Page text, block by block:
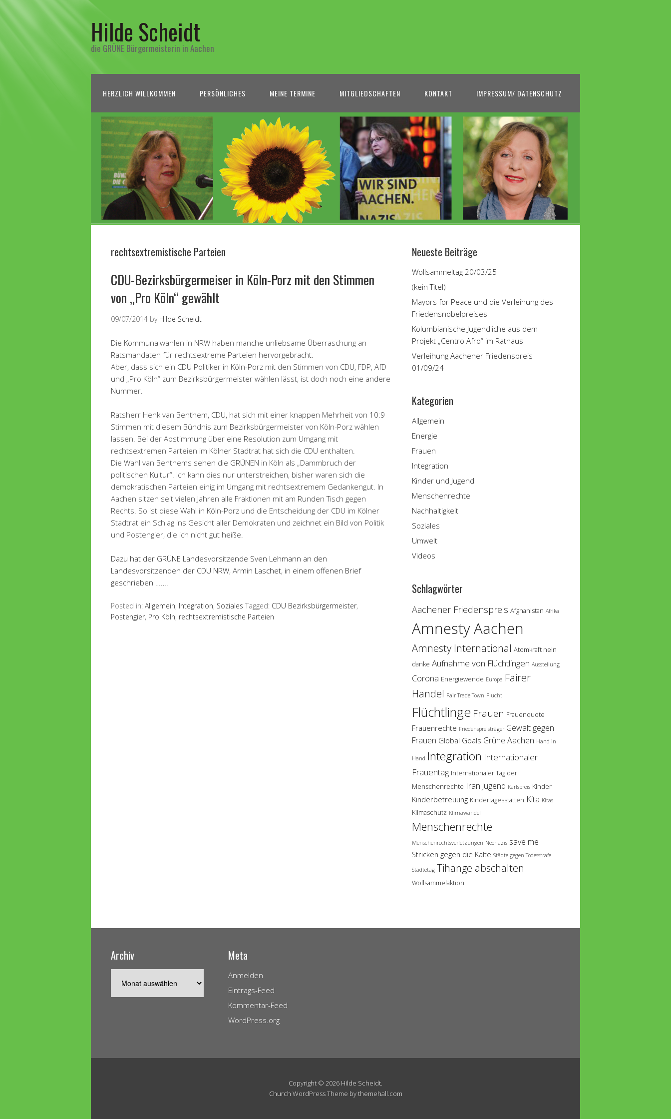
Hilde Scheidt
die GRÜNE Bürgermeisterin in Aachen
HERZLICH WILLKOMMEN PERSÖNLICHES MEINE TERMINE MITGLIEDSCHAFTEN KONTAKT IMPRESSUM/ DATENSCHUTZ
rechtsextremistische Parteien
CDU-Bezirksbürgermeiser in Köln-Porz mit den Stimmen
von „Pro Köln“ gewählt
09/07/2014 by Hilde Scheidt
Die Kommunalwahlen in NRW haben manche unliebsame Überraschung an
Ratsmandaten für rechtsextreme Parteien hervorgebracht.
Aber, dass sich ein CDU Politiker in Köln-Porz mit den Stimmen von CDU, FDP, AfD
und „Pro Köln“ zum Bezirksbürgermeister wählen lässt, ist doch noch eine andere
Nummer.
Ratsherr Henk van Benthem, CDU, hat sich mit einer knappen Mehrheit von 10:9
Stimmen mit diesem Bündnis zum Bezirksbürgermeister von Köln-Porz wählen
lassen. Bei der Abstimmung über eine Resolution zum Umgang mit
rechtsextremen Parteien im Kölner Stadtrat hat sich die CDU enthalten.
Die Wahl van Benthems sehen die GRÜNEN in Köln als „Dammbruch der
politischen Kultur“. Ich kann dies nur unterstreichen, bisher waren sich die
demokratischen Parteien einig im Umgang mit rechtsextremem Gedankengut. In
Aachen sitzen seit vielen Jahren alle Fraktionen mit am Runden Tisch gegen
Rechts. So ist diese Wahl in Köln-Porz und die Entscheidung der CDU im Kölner
Stadtrat ein Schlag ins Gesicht aller Demokraten und zeichnet ein Bild von Politik
und Postengier, die ich nicht gut heiße.
Dazu hat der GRÜNE Landesvorsitzende Sven Lehmann an den
Landesvorsitzenden der CDU NRW, Armin Laschet, in einem offenen Brief
geschrieben …….
Posted in: Allgemein, Integration, Soziales Tagged: CDU Bezirksbürgermeister,
Postengier, Pro Köln, rechtsextremistische Parteien
Neueste Beiträge
Wollsammeltag 20/03/25
(kein Titel)
Mayors for Peace und die Verleihung des
Friedensnobelpreises
Kolumbianische Jugendliche aus dem
Projekt „Centro Afro“ im Rathaus
Verleihung Aachener Friedenspreis
01/09/24
Kategorien
Allgemein
Energie
Frauen
Integration
Kinder und Jugend
Menschenrechte
Nachhaltigkeit
Soziales
Umwelt
Videos
Schlagwörter
Aachener Friedenspreis Afghanistan Afrika
Amnesty Aachen
Amnesty International Atomkraft nein
danke Aufnahme von Flüchtlingen Ausstellung
Corona Energiewende Europa Fairer
Handel Fair Trade Town Flucht
Flüchtlinge Frauen Frauenquote
Frauenrechte Friedenspreisträger Gewalt gegen
Frauen Global Goals Grüne Aachen Hand in
Hand Integration Internationaler
Frauentag Internationaler Tag der
Menschenrechte Iran Jugend Karlspreis Kinder
Kinderbetreuung Kindertagesstätten Kita Kitas
Klimaschutz Klimawandel
Menschenrechte
Menschenrechtsverletzungen Neonazis save me
Stricken gegen die Kälte Städte gegen Todesstrafe
Städtetag Tihange abschalten
Wollsammelaktion
Archiv Meta
Anmelden
Eintrags-Feed
Kommentar-Feed
WordPress.org
Copyright © 2026 Hilde Scheidt.
Church WordPress Theme by themehall.com